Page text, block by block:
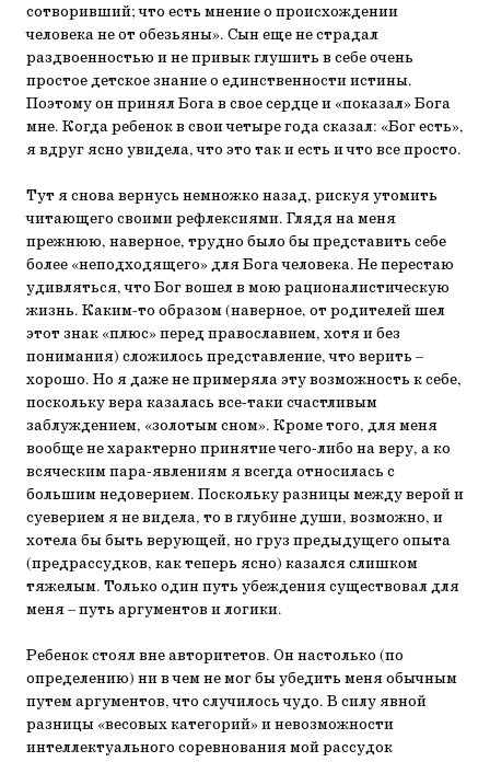
сотворивший; что есть мнение о происхождении
человека не от обезьяны». Сын еще не страдал
раздвоенностью и не привык глушить в себе очень
простое детское знание о единственности истины.
Поэтому он принял Бога в свое сердце и «показал» Бога
мне. Когда ребенок в свои четыре года сказал: «Бог есть»,
я вдруг ясно увидела, что это так и есть и что все просто.
Тут я снова вернусь немножко назад, рискуя утомить
читающего своими рефлексиями. Глядя на меня
прежнюю, наверное, трудно было бы представить себе
более «неподходящего» для Бога человека. Не перестаю
удивляться, что Бог вошел в мою рационалистическую
жизнь. Каким-то образом (наверное, от родителей шел
этот знак «плюс» перед православием, хотя и без
понимания) сложилось представление, что верить –
хорошо. Но я даже не примеряла эту возможность к себе,
поскольку вера казалась все-таки счастливым
заблуждением, «золотым сном». Кроме того, для меня
вообще не характерно принятие чего-либо на веру, а ко
всяческим пара-явлениям я всегда относилась с
большим недоверием. Поскольку разницы между верой и
суеверием я не видела, то в глубине души, возможно, и
хотела бы быть верующей, но груз предыдущего опыта
(предрассудков, как теперь ясно) казался слишком
тяжелым. Только один путь убеждения существовал для
меня – путь аргументов и логики.
Ребенок стоял вне авторитетов. Он настолько (по
определению) ни в чем не мог бы убедить меня обычным
путем аргументов, что случилось чудо. В силу явной
разницы «весовых категорий» и невозможности
интеллектуального соревнования мой рассудок